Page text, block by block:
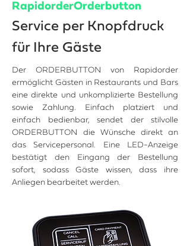
RapidorderOrderbutton
Service per Knopfdruck
für Ihre Gäste
Der ORDERBUTTON von Rapidorder
ermöglicht Gästen in Restaurants und Bars
eine direkte und unkomplizierte Bestellung
sowie Zahlung. Einfach platziert und
einfach bedienbar, sendet der stilvolle
ORDERBUTTON die Wünsche direkt an
das Servicepersonal. Eine LED-Anzeige
bestätigt den Eingang der Bestellung
sofort, sodass Gäste wissen, dass ihre
Anliegen bearbeitet werden.